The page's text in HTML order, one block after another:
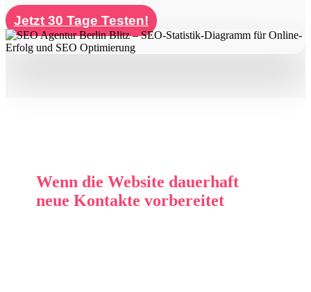
Jetzt 30 Tage Testen!
Wenn die Website dauerhaft
neue Kontakte vorbereitet